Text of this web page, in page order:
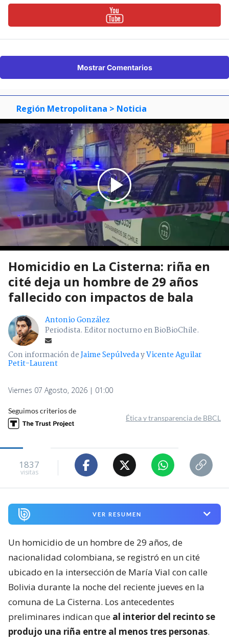
Mostrar Comentarios
Región Metropolitana > Noticia
Homicidio en La Cisterna: riña en
cité deja un hombre de 29 años
fallecido con impactos de bala
Antonio González
Periodista. Editor nocturno en BioBioChile.
Con información deJaime SepúlvedayVicente Aguilar
Petit-Laurent
Viernes 07 Agosto, 2026 | 01:00
Seguimos criterios de
Ética y transparencia de BBCL
1837
visitas
VER RESUMEN
Un homicidio de un hombre de 29 años, de
nacionalidad colombiana, se registró en un cité
ubicado en la intersección de María Vial con calle
Bolivia durante la noche del reciente jueves en la
comuna de La Cisterna. Los antecedentes
preliminares indican que al interior del recinto se
produjo una riña entre al menos tres personas.